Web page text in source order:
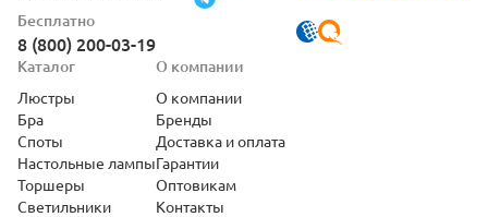
Бесплатно
8 (800) 200-03-19
Каталог
Люстры
Бра
Споты
Настольные лампы
Торшеры
Светильники
О компании
О компании
Бренды
Доставка и оплата
Гарантии
Оптовикам
Контакты